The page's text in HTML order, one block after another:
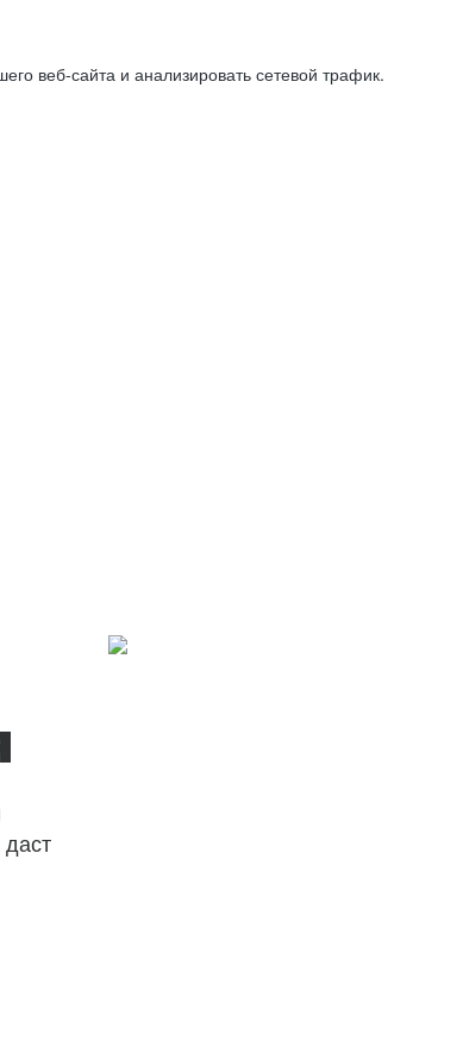
веб-сайта и анализировать сетевой трафик.
даст